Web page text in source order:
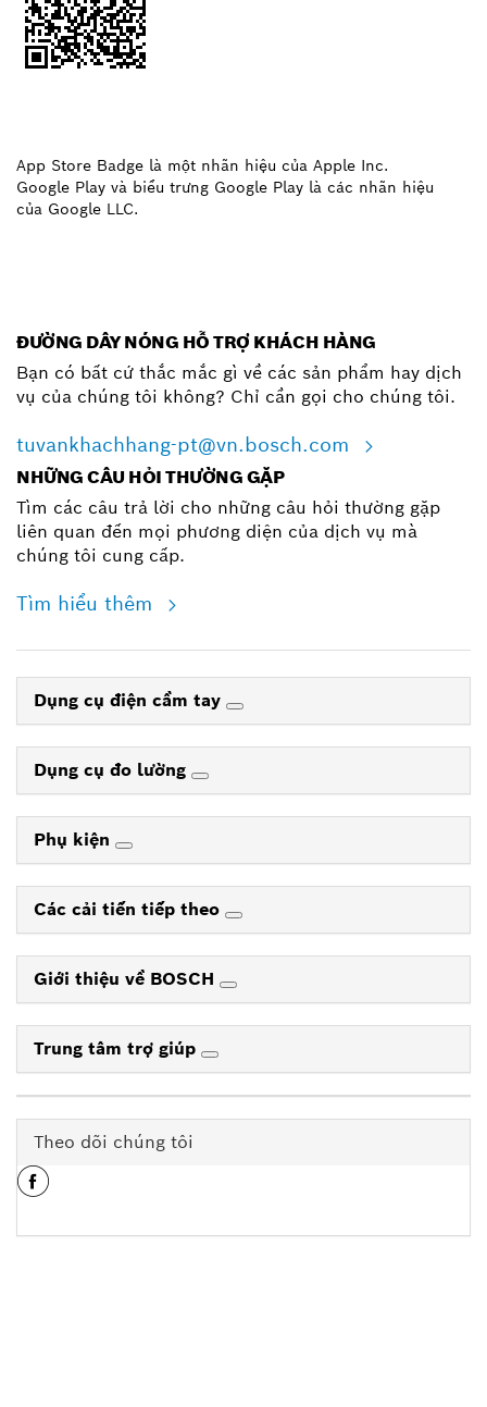
App Store Badge là một nhãn hiệu của Apple Inc.
Google Play và biểu trưng Google Play là các nhãn hiệu
của Google LLC.
ĐƯỜNG DÂY NÓNG HỖ TRỢ KHÁCH HÀNG
Bạn có bất cứ thắc mắc gì về các sản phẩm hay dịch
vụ của chúng tôi không? Chỉ cần gọi cho chúng tôi.
tuvankhachhang-pt@vn.bosch.com
NHỮNG CÂU HỎI THƯỜNG GẶP
Tìm các câu trả lời cho những câu hỏi thường gặp
liên quan đến mọi phương diện của dịch vụ mà
chúng tôi cung cấp.
Tìm hiểu thêm
Dụng cụ điện cầm tay
Dụng cụ đo lường
Phụ kiện
Các cải tiến tiếp theo
Giới thiệu về BOSCH
Trung tâm trợ giúp
Theo dõi chúng tôi